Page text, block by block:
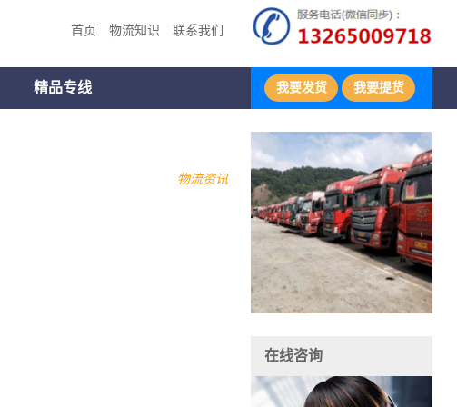
首页 物流知识 联系我们
精品专线 我要发货 我要提货
物流资讯
在线咨询